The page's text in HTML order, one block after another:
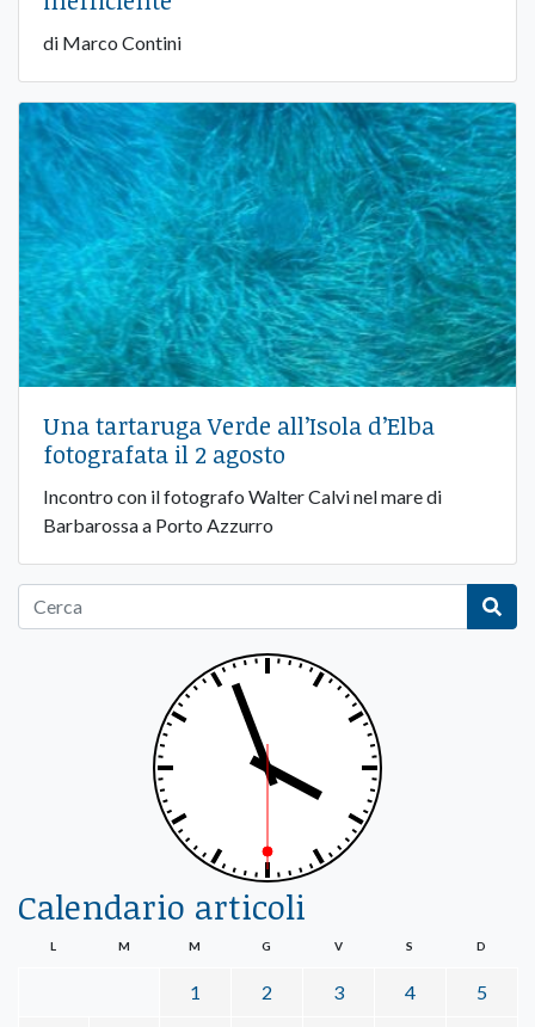
di Marco Contini
Una tartaruga Verde all’Isola d’Elba
fotografata il 2 agosto
Incontro con il fotografo Walter Calvi nel mare di
Barbarossa a Porto Azzurro
Calendario articoli
L M M G V S D
1 2 3 4 5